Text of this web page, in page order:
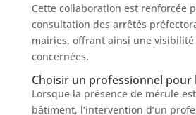
Cette collaboration est renforcée
consultation des arrêtés
mairies, offrant ainsi une visibilité
concernées.
Choisir un professionnel
Lorsque la présence de mérule
bâtiment, l’intervention d’un